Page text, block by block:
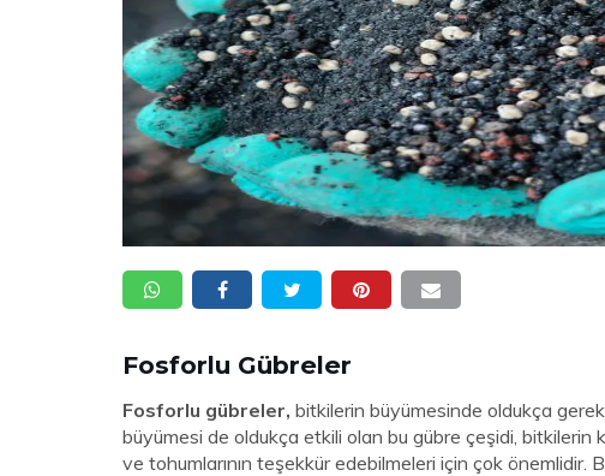
Fosforlu Gübreler
Fosforlu gübreler, bitkilerin büyümesinde oldukça
büyümesi de oldukça etkili olan bu gübre çeşidi,
ve tohumlarının teşekkür edebilmeleri için çok önemlidir.